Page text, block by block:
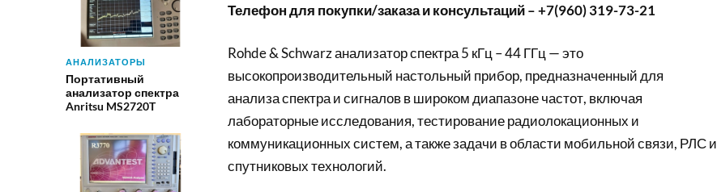
АНАЛИЗАТОРЫ
Портативный
анализатор спектра
Anritsu MS2720T
Телефон для покупки/заказа и консультаций – +7(960) 319-73-21
Rohde & Schwarz анализатор спектра 5 кГц – 44 ГГц — это
высокопроизводительный настольный прибор, предназначенный для
анализа спектра и сигналов в широком диапазоне частот, включая
лабораторные исследования, тестирование радиолокационных и
коммуникационных систем, а также задачи в области мобильной связи, РЛС и
спутниковых технологий.